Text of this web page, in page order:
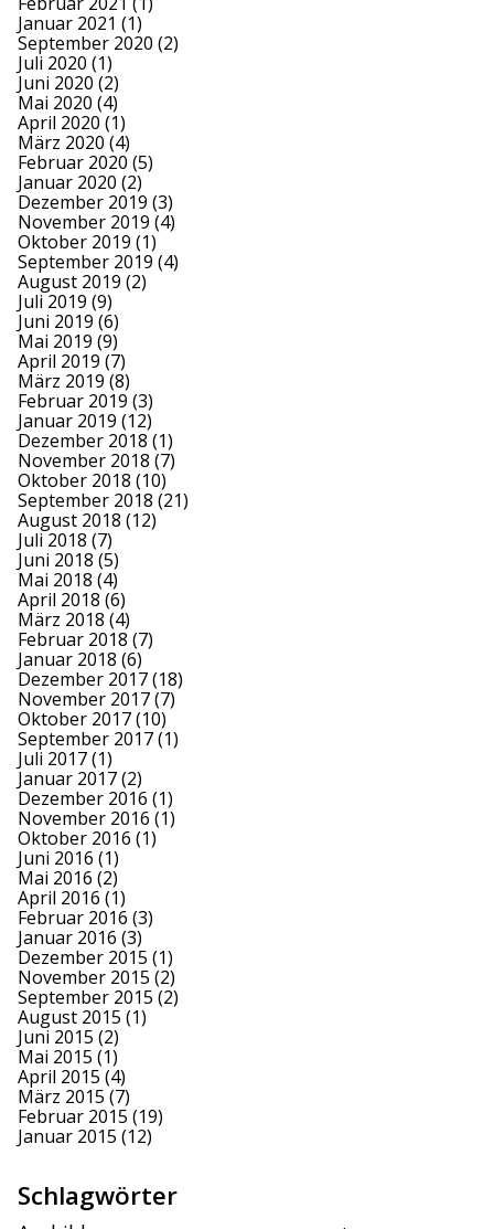
Januar 2021 (1)
September 2020 (2)
Juli 2020 (1)
Juni 2020 (2)
Mai 2020 (4)
April 2020 (1)
März 2020 (4)
Februar 2020 (5)
Januar 2020 (2)
Dezember 2019 (3)
November 2019 (4)
Oktober 2019 (1)
September 2019 (4)
August 2019 (2)
Juli 2019 (9)
Juni 2019 (6)
Mai 2019 (9)
April 2019 (7)
März 2019 (8)
Februar 2019 (3)
Januar 2019 (12)
Dezember 2018 (1)
November 2018 (7)
Oktober 2018 (10)
September 2018 (21)
August 2018 (12)
Juli 2018 (7)
Juni 2018 (5)
Mai 2018 (4)
April 2018 (6)
März 2018 (4)
Februar 2018 (7)
Januar 2018 (6)
Dezember 2017(18)
November 2017(7)
Oktober 2017(10)
September 2017(1)
Juli 2017(1)
Januar 2017(2)
Dezember 2016 (1)
November 2016 (1)
Oktober 2016 (1)
Juni 2016 (1)
Mai 2016 (2)
April 2016 (1)
Februar 2016 (3)
Januar 2016 (3)
Dezember 2015 (1)
November 2015 (2)
September 2015 (2)
August 2015 (1)
Juni 2015 (2)
Mai 2015 (1)
April 2015 (4)
März 2015 (7)
Februar 2015 (19)
Januar 2015 (12)
Schlagwörter